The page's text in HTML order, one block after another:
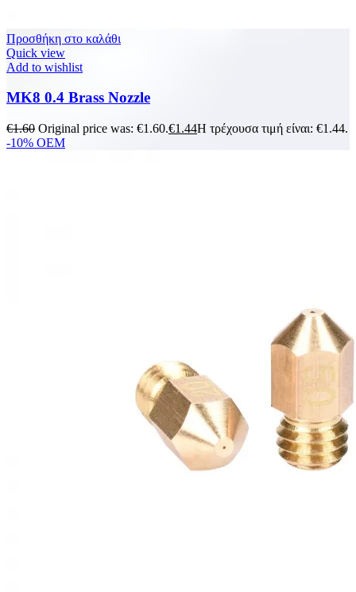
Προσθήκη στο καλάθι
Quick view
Add to wishlist
MK8 0.4 Brass Nozzle
€1.60 Original price was: €1.60.€1.44Η τρέχουσα τιμή είναι: €1.44.
-10% OEM